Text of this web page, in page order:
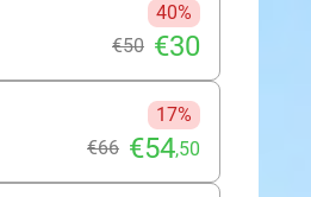
40%
€50 €30
17%
€66 €54,50